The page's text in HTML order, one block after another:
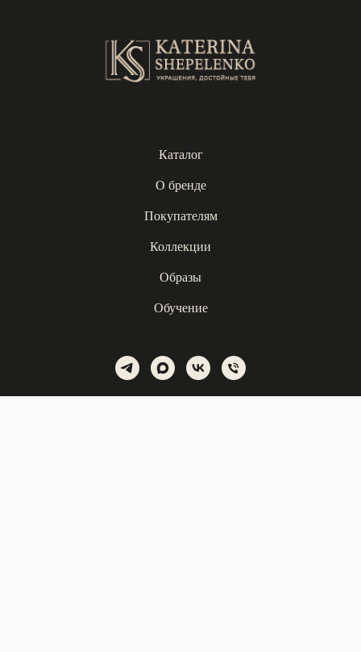
Каталог
О бренде
Покупателям
Коллекции
Образы
Обучение